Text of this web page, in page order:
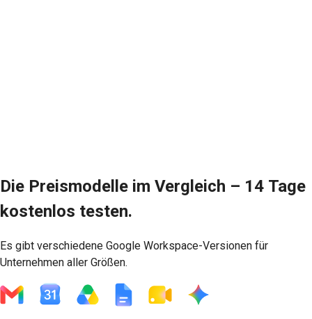
Die Preismodelle im Vergleich – 14 Tage
kostenlos testen.
Es gibt verschiedene Google Workspace-Versionen für
Unternehmen aller Größen.